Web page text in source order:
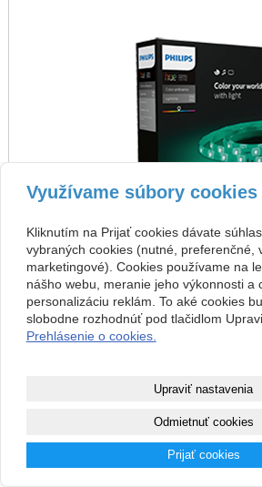
predchádzajúca späť
webové stránky
Využívame súbory cookies
Kliknutím na Prijať cookies dávate
vybraných cookies (nutné, preferenčné,
marketingové). Cookies používame na
nášho webu, meranie jeho výkonnosti a
personalizáciu reklám. To aké cookies
slobodne rozhodnúť pod tlačidlom
Prehlásenie o cookies.
Upraviť nastavenia
Odmietnuť cookies
Prijať cookies